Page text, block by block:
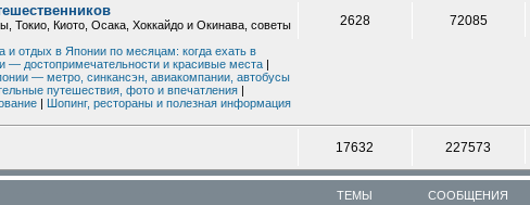
Токио, Киото, Осака, Хоккайдо и Окинава, советы
и отдых в Японии по месяцам: когда ехать в
— достопримечательности и красивые места |
— метро, синкансэн, авиакомпании, автобусы
путешествия, фото и впечатления |
| Шопинг, рестораны и полезная информация
2628 72085
17632 227573
ТЕМЫ СООБЩЕНИЯ